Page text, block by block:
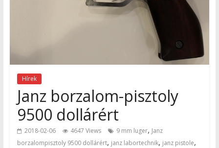
Hírek
Janz borzalom-pisztoly
9500 dollárért
2018-02-06 4647 Views 9 mm luger, Janz
borzalompisztoly 9500 dollárért, janz labortechnik, janz pistole,